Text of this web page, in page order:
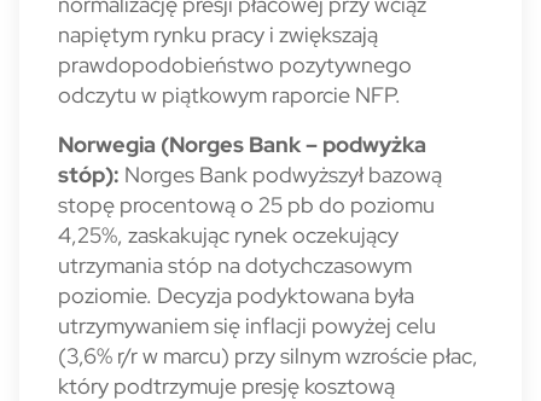
napiętym rynku pracy i zwiększają
prawdopodobieństwo pozytywnego
odczytu w piątkowym raporcie NFP.
Norwegia (Norges Bank – podwyżka
stóp): Norges Bank podwyższył bazową
stopę procentową o 25 pb do poziomu
4,25%, zaskakując rynek oczekujący
utrzymania stóp na dotychczasowym
poziomie. Decyzja podyktowana była
utrzymywaniem się inflacji powyżej celu
(3,6% r/r w marcu) przy silnym wzroście płac,
który podtrzymuje presję kosztową